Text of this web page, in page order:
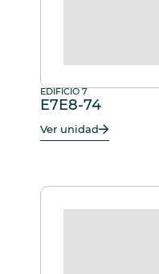
EDIFICIO 7
E7E8-74
Ver unidad